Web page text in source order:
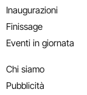
Inaugurazioni
Finissage
Eventi in giornata
Chi siamo
Pubblicità